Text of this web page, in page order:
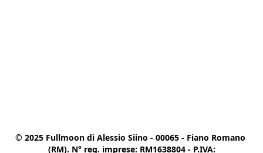
© 2025 Fullmoon di Alessio Siino - 00065 - Fiano Romano
(RM). N° reg. imprese: RM1638804 - P.IVA: